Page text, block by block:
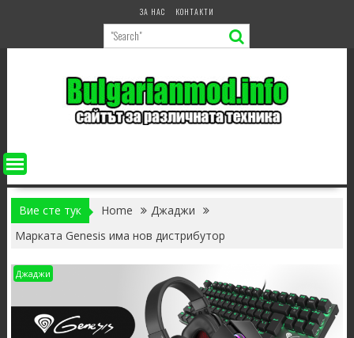
ЗА НАС КОНТАКТИ
Вие сте тук Home
Джаджи
Марката Genesis има нов дистрибутор
Джаджи